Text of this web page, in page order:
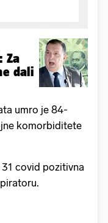
Za
dali
umro je 84-
komorbiditete
covid pozitivna